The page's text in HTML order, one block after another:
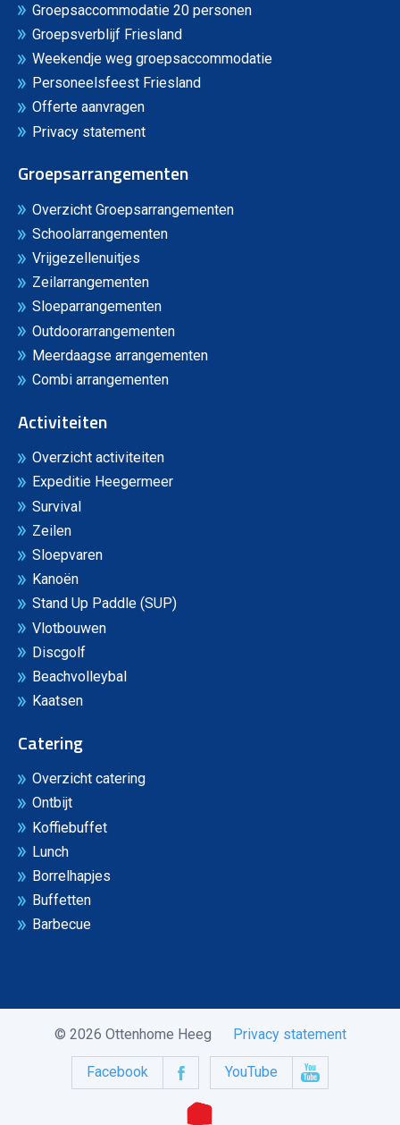
Groepsaccommodatie 20 personen
Groepsverblijf Friesland
Weekendje weg groepsaccommodatie
Personeelsfeest Friesland
Offerte aanvragen
Privacy statement
Groepsarrangementen
Overzicht Groepsarrangementen
Schoolarrangementen
Vrijgezellenuitjes
Zeilarrangementen
Sloeparrangementen
Outdoorarrangementen
Meerdaagse arrangementen
Combi arrangementen
Activiteiten
Overzicht activiteiten
Expeditie Heegermeer
Survival
Zeilen
Sloepvaren
Kanoën
Stand Up Paddle (SUP)
Vlotbouwen
Discgolf
Beachvolleybal
Kaatsen
Catering
Overzicht catering
Ontbijt
Koffiebuffet
Lunch
Borrelhapjes
Buffetten
Barbecue
© 2026 Ottenhome Heeg Privacy statement
Facebook YouTube